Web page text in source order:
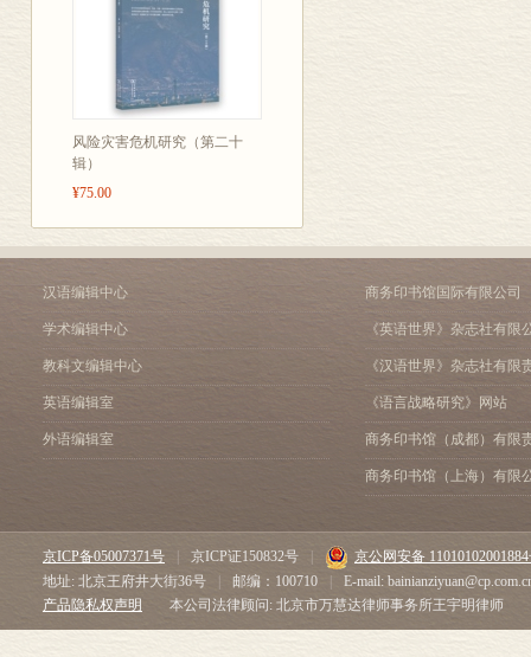
风险灾害危机研究（第二十
辑）
¥75.00
</FONT> 铁路公司间
卡特尔
经理的作用
<FONT size=4><FONT
</FONT> </
高阶层管理的决策
建立第一批系统
19世纪90年代的改组
新系统的结构
铁路管理的官僚化
<FONT size=2>第六章 完
汉语编辑中心
学术编辑中心
教科文编辑中心
英语编辑室
外语编辑室
商务印书馆国际有限公司
《英语世界》杂志社有限
《汉语世界》杂志社有限
《语言战略研究》网站
商务印书馆（成都）有限
商务印书馆（上海）有限
京ICP备05007371号 京ICP证150832号
京公网安备
地址: 北京王府井大街36号
邮编：100710
E-mail:
产品隐私权声明
本公司法律顾问: 北京市万慧达律师事务所王宇明律师